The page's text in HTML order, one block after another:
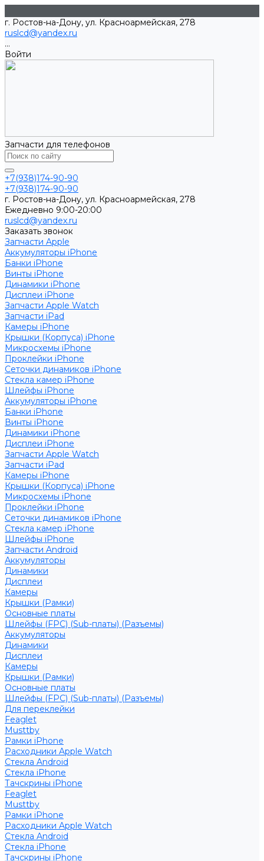
г. Ростов-на-Дону, ул. Красноармейская, 278
ruslcd@yandex.ru
...
Войти
Запчасти для телефонов
+7(938)174-90-90
+7(938)174-90-90
г. Ростов-на-Дону, ул. Красноармейская, 278
Ежедневно 9:00-20:00
ruslcd@yandex.ru
Заказать звонок
Запчасти Apple
Аккумуляторы iPhone
Банки iPhone
Винты iPhone
Динамики iPhone
Дисплеи iPhone
Запчасти Apple Watch
Запчасти iPad
Камеры iPhone
Крышки (Корпуса) iPhone
Микросхемы iPhone
Проклейки iPhone
Сеточки динамиков iPhone
Стекла камер iPhone
Шлейфы iPhone
Аккумуляторы iPhone
Банки iPhone
Винты iPhone
Динамики iPhone
Дисплеи iPhone
Запчасти Apple Watch
Запчасти iPad
Камеры iPhone
Крышки (Корпуса) iPhone
Микросхемы iPhone
Проклейки iPhone
Сеточки динамиков iPhone
Стекла камер iPhone
Шлейфы iPhone
Запчасти Android
Аккумуляторы
Динамики
Дисплеи
Камеры
Крышки (Рамки)
Основные платы
Шлейфы (FPC) (Sub-платы) (Разъемы)
Аккумуляторы
Динамики
Дисплеи
Камеры
Крышки (Рамки)
Основные платы
Шлейфы (FPC) (Sub-платы) (Разъемы)
Для переклейки
Feaglet
Musttby
Рамки iPhone
Расходники Apple Watch
Стекла Android
Стекла iPhone
Тачскрины iPhone
Feaglet
Musttby
Рамки iPhone
Расходники Apple Watch
Стекла Android
Стекла iPhone
Тачскрины iPhone